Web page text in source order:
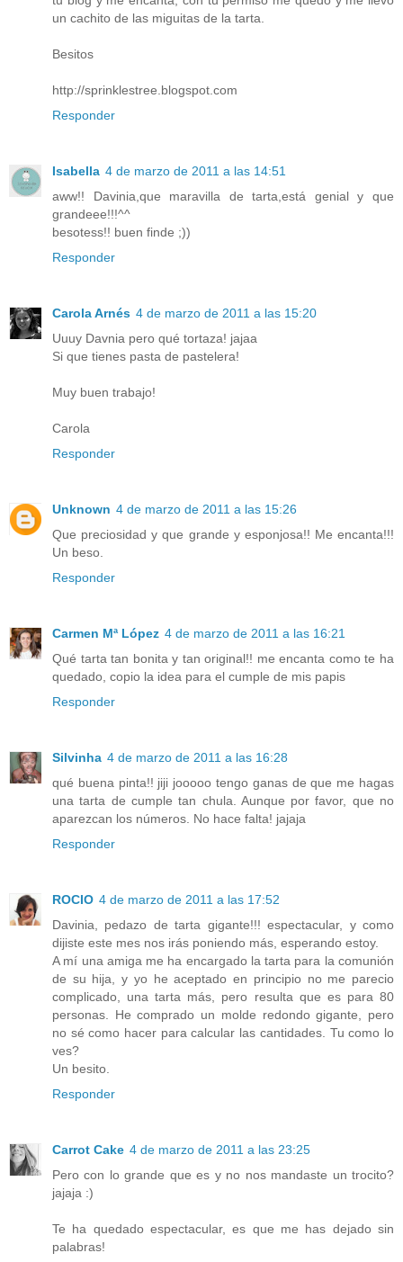
un cachito de las miguitas de la tarta.
Besitos
http://sprinklestree.blogspot.com
Responder
Isabella 4 de marzo de 2011 a las 14:51
aww!! Davinia,que maravilla de tarta,está genial y que
grandeee!!!^^
besotess!! buen finde ;))
Responder
Carola Arnés 4 de marzo de 2011 a las 15:20
Uuuy Davnia pero qué tortaza! jajaa
Si que tienes pasta de pastelera!
Muy buen trabajo!
Carola
Responder
Unknown 4 de marzo de 2011 a las 15:26
Que preciosidad y que grande y esponjosa!! Me encanta!!!
Un beso.
Responder
Carmen Mª López 4 de marzo de 2011 a las 16:21
Qué tarta tan bonita y tan original!! me encanta como te ha
quedado, copio la idea para el cumple de mis papis
Responder
Silvinha 4 de marzo de 2011 a las 16:28
qué buena pinta!! jiji jooooo tengo ganas de que me hagas
una tarta de cumple tan chula. Aunque por favor, que no
aparezcan los números. No hace falta! jajaja
Responder
ROCIO 4 de marzo de 2011 a las 17:52
Davinia, pedazo de tarta gigante!!! espectacular, y como
dijiste este mes nos irás poniendo más, esperando estoy.
A mí una amiga me ha encargado la tarta para la comunión
de su hija, y yo he aceptado en principio no me parecio
complicado, una tarta más, pero resulta que es para 80
personas. He comprado un molde redondo gigante, pero
no sé como hacer para calcular las cantidades. Tu como lo
ves?
Un besito.
Responder
Carrot Cake 4 de marzo de 2011 a las 23:25
Pero con lo grande que es y no nos mandaste un trocito?
jajaja :)
Te ha quedado espectacular, es que me has dejado sin
palabras!